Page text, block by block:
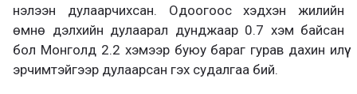
нэлээн дулаарчихсан. Одоогоос хэдхэн жилийн
өмнө дэлхийн дулаарал дунджаар 0.7 хэм байсан
бол Монголд 2.2 хэмээр буюу бараг гурав дахин илүү
эрчимтэйгээр дулаарсан гэх судалгаа бий.